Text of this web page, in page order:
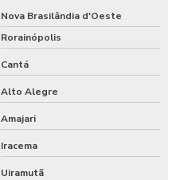
Nova Brasilândia d'Oeste
Rorainópolis
Cantá
Alto Alegre
Amajari
Iracema
Uiramutã